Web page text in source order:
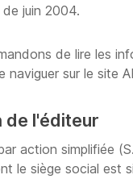
de juin 2004.
de lire les
naviguer sur le site
de l'éditeur
action simplifiée
le siège social est